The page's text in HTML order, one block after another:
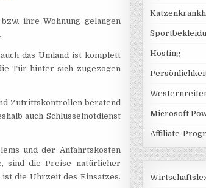
ihre Wohnung gelangen
das Umland ist komplett
Tür hinter sich zugezogen
Zutrittskontrollen beratend
auch Schlüsselnotdienst
und der Anfahrtskosten
sind die Preise natürlicher
die Uhrzeit des Einsatzes.
Hosting
Microsoft
Affiliate-